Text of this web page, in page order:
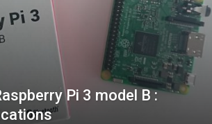
Pi 3 model B :